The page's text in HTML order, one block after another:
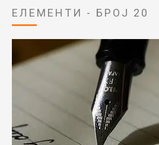
ЕЛЕМЕНТИ - БРОЈ 20